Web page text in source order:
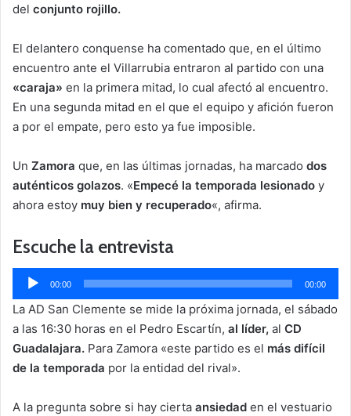
del conjunto rojillo.
El delantero conquense ha comentado que, en el último
encuentro ante el Villarrubia entraron al partido con una
«caraja» en la primera mitad, lo cual afectó al encuentro.
En una segunda mitad en el que el equipo y afición fueron
a por el empate, pero esto ya fue imposible.
Un Zamora que, en las últimas jornadas, ha marcado dos
auténticos golazos. «Empecé la temporada lesionado y
ahora estoy muy bien y recuperado«, afirma.
Escuche la entrevista
Reproductor
de
audio
00:00 00:00
La AD San Clemente se mide la próxima jornada, el sábado
a las 16:30 horas en el Pedro Escartín, al líder, al CD
Guadalajara. Para Zamora «este partido es el más difícil
de la temporada por la entidad del rival».
A la pregunta sobre si hay cierta ansiedad en el vestuario